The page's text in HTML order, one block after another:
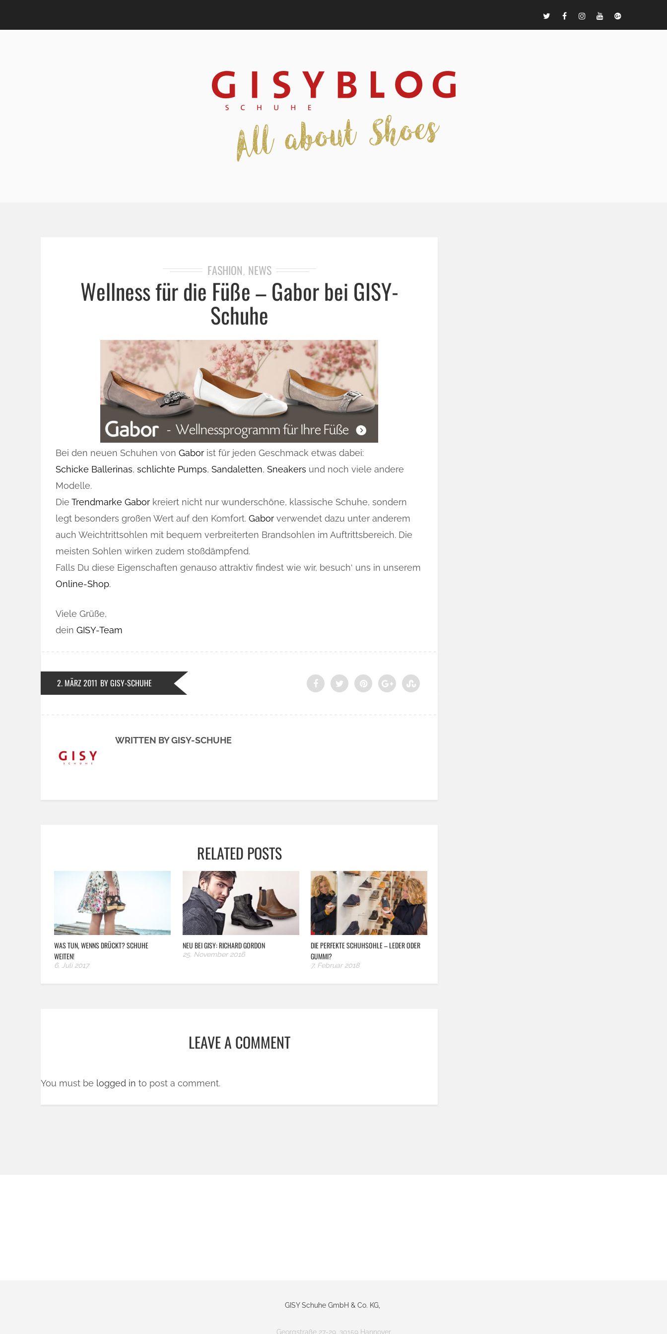
FASHION, NEWS
Wellness für die Füße – Gabor bei GISY-
Schuhe
Bei den neuen Schuhen von Gabor ist für jeden Geschmack etwas dabei:
Schicke Ballerinas, schlichte Pumps, Sandaletten, Sneakers und noch viele andere
Modelle.
Die Trendmarke Gabor kreiert nicht nur wunderschöne, klassische Schuhe, sondern
legt besonders großen Wert auf den Komfort. Gabor verwendet dazu unter anderem
auch Weichtrittsohlen mit bequem verbreiterten Brandsohlen im Auftrittsbereich. Die
meisten Sohlen wirken zudem stoßdämpfend.
Falls Du diese Eigenschaften genauso attraktiv findest wie wir, besuch‘ uns in unserem
Online-Shop.
Viele Grüße,
dein GISY-Team
2. MÄRZ 2011 BY GISY-SCHUHE
WRITTEN BY GISY-SCHUHE
RELATED POSTS
WAS TUN, WENNS DRÜCKT? SCHUHE
WEITEN!
6. Juli 2017
NEU BEI GISY: RICHARD GORDON
25. November 2016
DIE PERFEKTE SCHUHSOHLE – LEDER ODER
GUMMI?
7. Februar 2018
LEAVE A COMMENT
You must be logged in to post a comment.
GISY Schuhe GmbH & Co. KG,
Georgstraße 27-29, 30159 Hannover